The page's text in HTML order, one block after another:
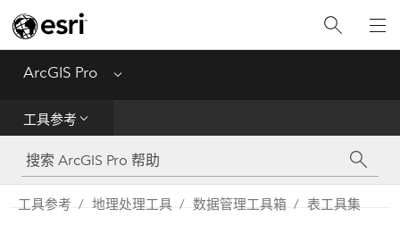
ArcGIS Pro Menu
工具参考
工具参考
Python
工具参考 地理处理工具 数据管理工具箱 表工具集